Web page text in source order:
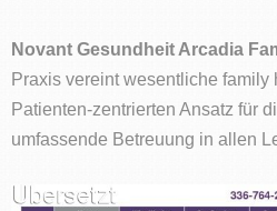
Novant Gesundheit Arcadia
Praxis vereint wesentliche
Patienten-zentrierten Ansatz für
umfassende Betreuung in allen